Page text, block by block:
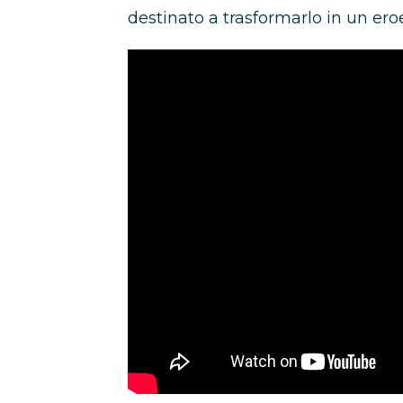
destinato a trasformarlo in un